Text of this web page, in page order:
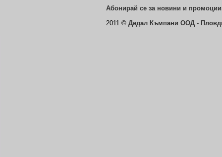
Абонирай се за новини и
2011 © Дедал Къмпани ООД -